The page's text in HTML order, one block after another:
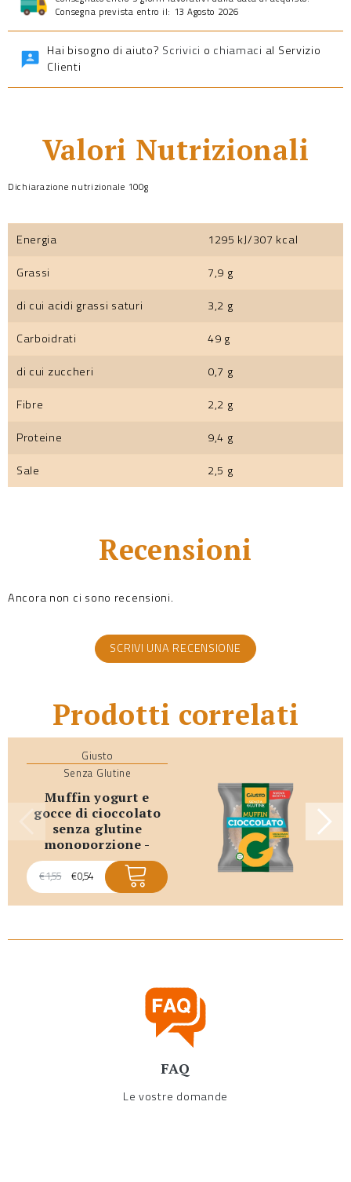
Consegna prevista entro il: 13 Agosto 2026
Hai bisogno di aiuto? Scrivici o chiamaci al Servizio
Clienti
Valori Nutrizionali
Dichiarazione nutrizionale 100g
Energia
1295 kJ/307 kcal
Grassi
7,9 g
di cui acidi grassi saturi
3,2 g
Carboidrati
49 g
di cui zuccheri
0,7 g
Fibre
2,2 g
Proteine
9,4 g
Sale
2,5 g
Recensioni
Ancora non ci sono recensioni.
SCRIVI UNA RECENSIONE
Prodotti correlati
Giusto
Senza Glutine
muffin yogurt e
gocce di cioccolato
senza glutine
monoporzione -
promo scadenza
breve
€1,55 €0,54
FAQ
Le vostre domande